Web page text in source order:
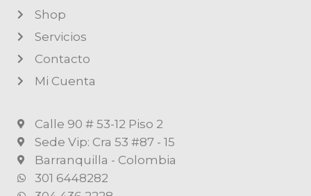
Shop
Servicios
Contacto
Mi Cuenta
Calle 90 # 53-12 Piso 2
Sede Vip: Cra 53 #87 - 15
Barranquilla - Colombia
301 6448282